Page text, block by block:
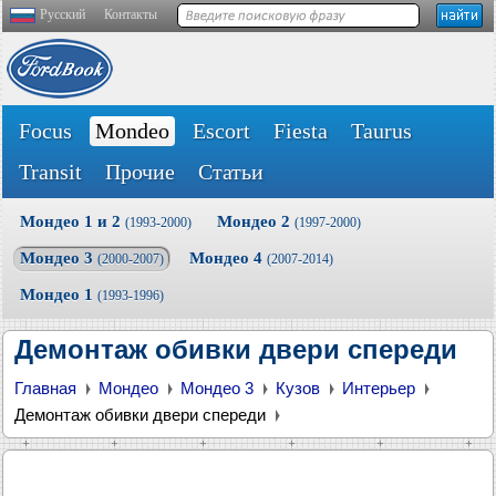
Русский Контакты
Focus Mondeo Escort Fiesta
Taurus
Transit
Прочие Статьи
Мондео 1 и 2 (1993-2000) Мондео 2 (1997-2000)
Мондео 3 (2000-2007) Мондео 4 (2007-2014)
Мондео 1 (1993-1996)
Демонтаж обивки двери спереди
Главная Мондео Мондео 3 Кузов
Интерьер
Демонтаж обивки двери спереди